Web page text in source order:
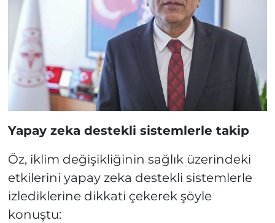
Yapay zeka destekli sistemlerle takip
Öz, iklim değişikliğinin sağlık üzerindeki
etkilerini yapay zeka destekli sistemlerle
izlediklerine dikkati çekerek şöyle
konuştu: